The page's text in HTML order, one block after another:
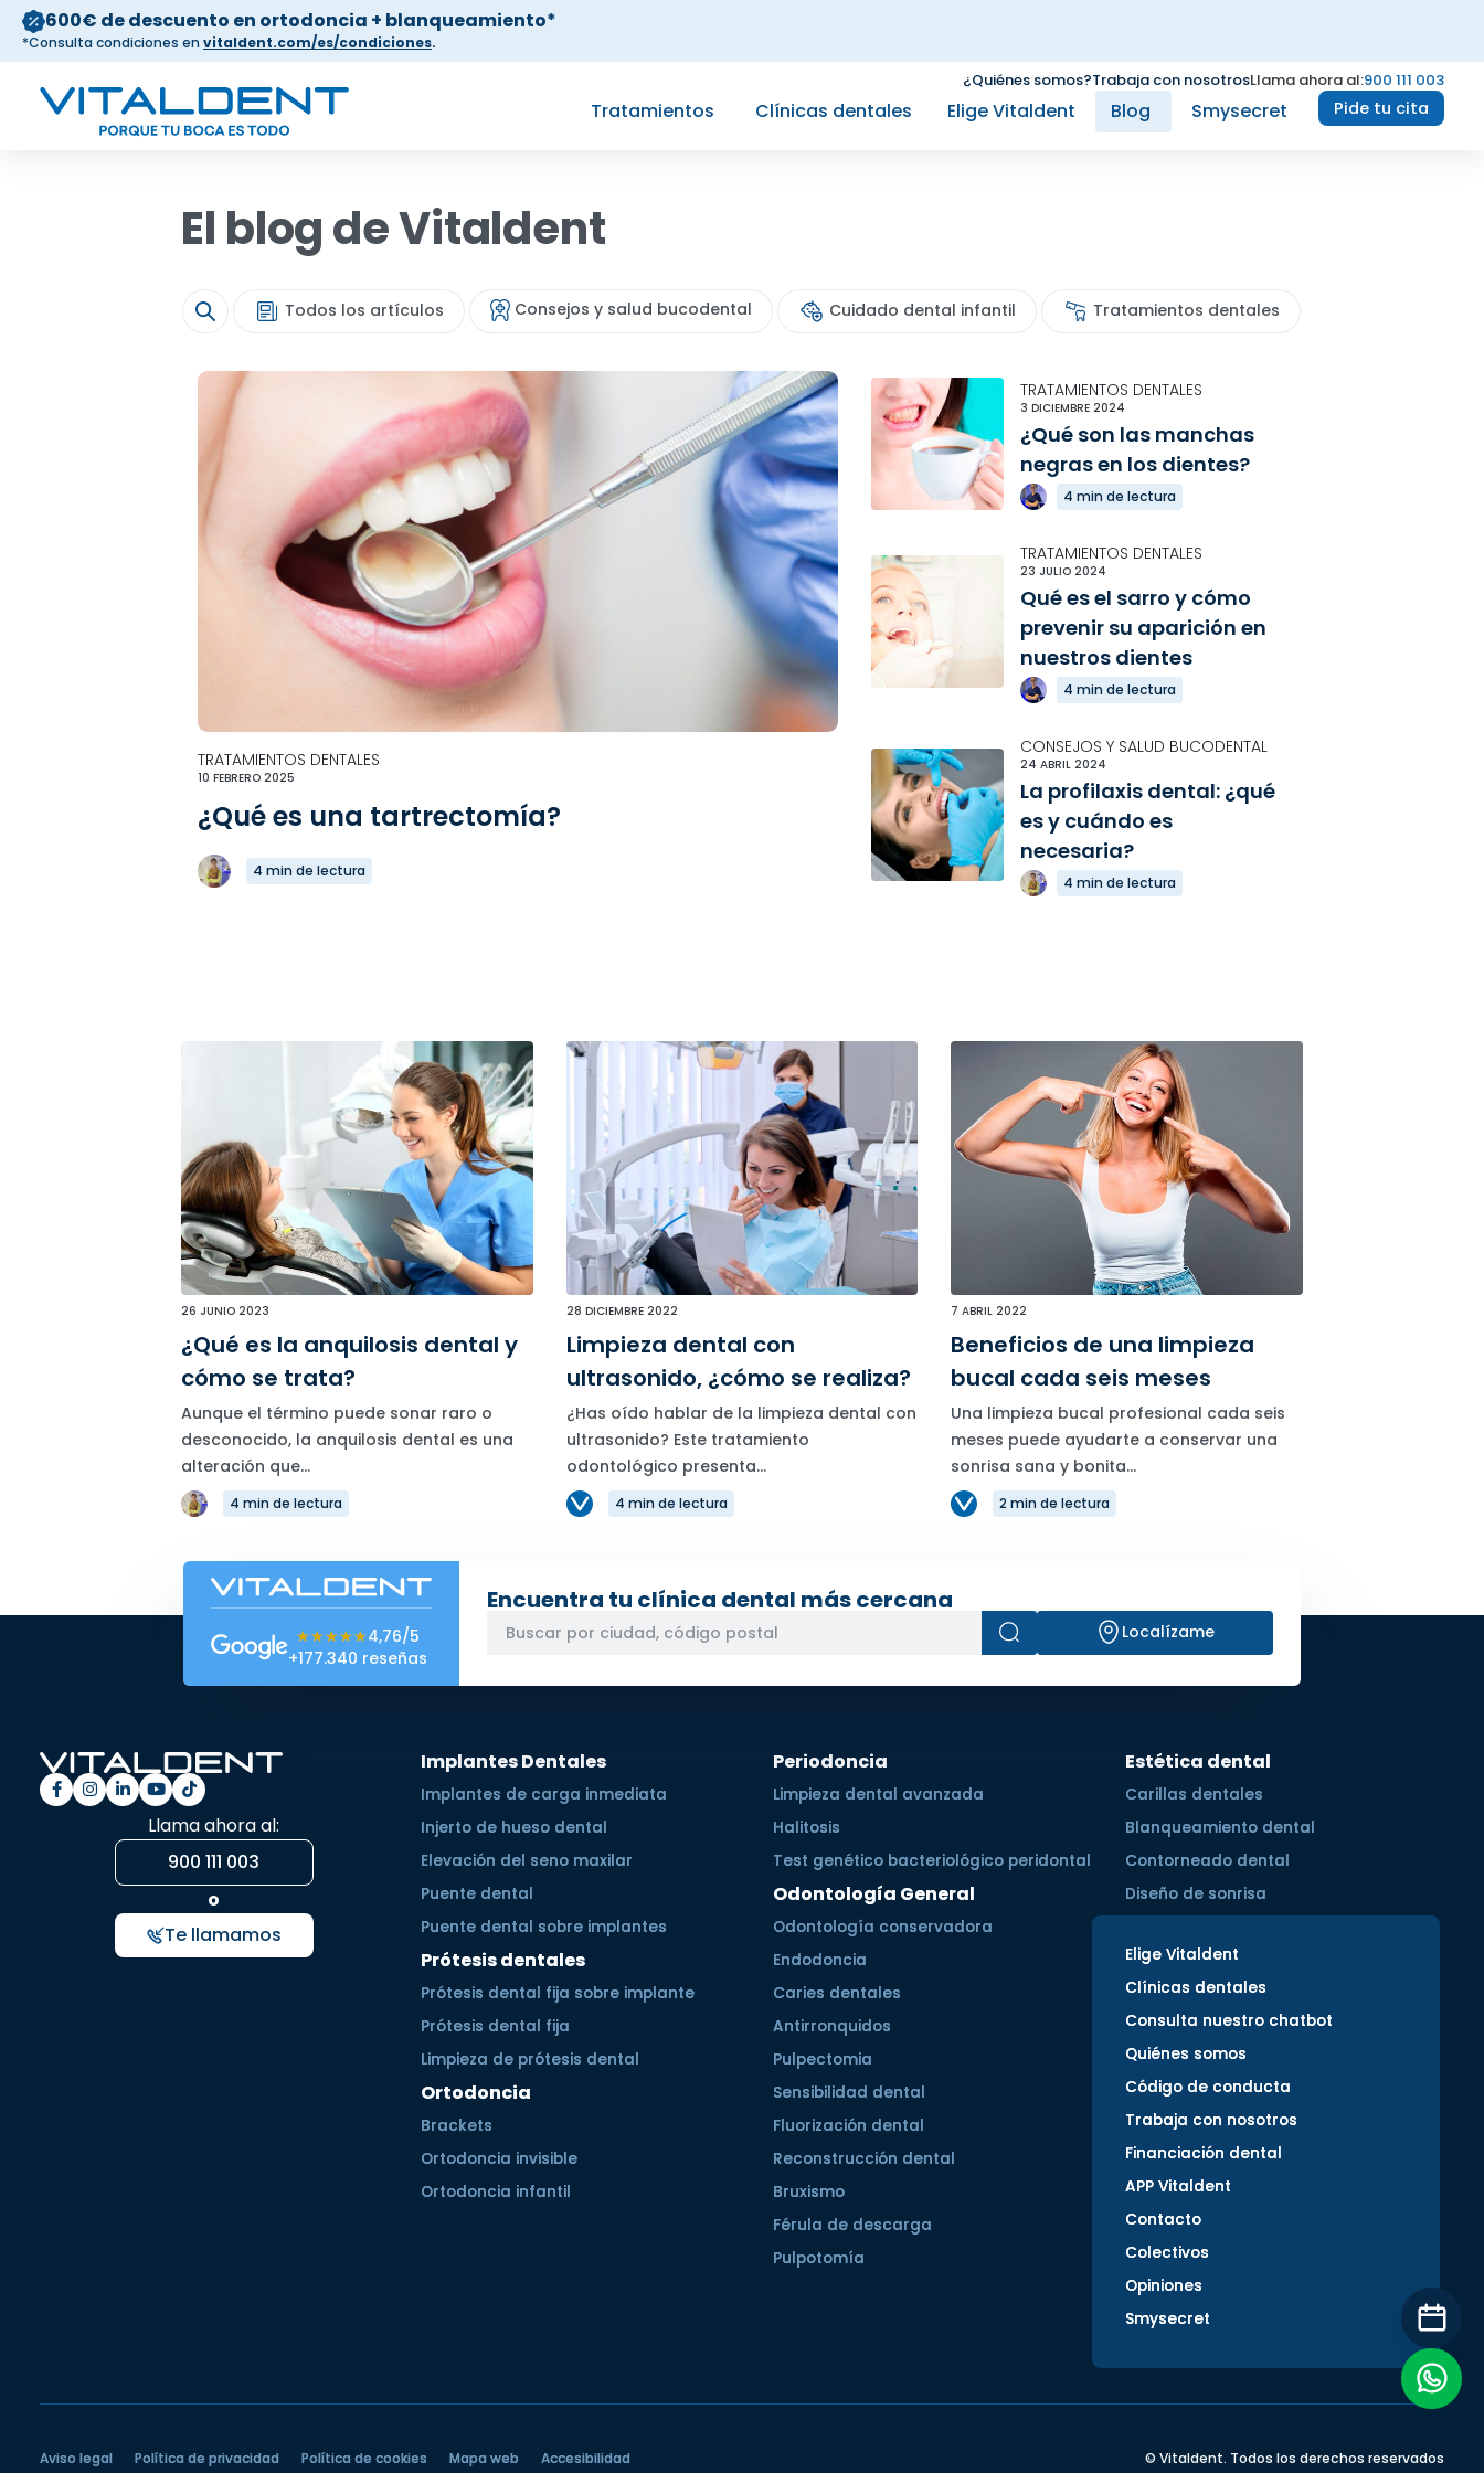
600€ de descuento en ortodoncia + blanqueamiento*
*Consulta condiciones en vitaldent.com/es/condiciones.
¿Quiénes somos?Trabaja con nosotrosLlama ahora al:900 111 003
Tratamientos Clínicas dentales Elige Vitaldent Blog Smysecret Pide tu cita
El blog de Vitaldent
Todos los artículos Consejos y salud bucodental Cuidado dental infantil Tratamientos dentales
TRATAMIENTOS DENTALES
10 FEBRERO 2025
¿Qué es una tartrectomía?
4 min de lectura
TRATAMIENTOS DENTALES
3 DICIEMBRE 2024
¿Qué son las manchas
negras en los dientes?
4 min de lectura
TRATAMIENTOS DENTALES
23 JULIO 2024
Qué es el sarro y cómo
prevenir su aparición en
nuestros dientes
4 min de lectura
CONSEJOS Y SALUD BUCODENTAL
24 ABRIL 2024
La profilaxis dental: ¿qué
es y cuándo es
necesaria?
4 min de lectura
26 JUNIO 2023
¿Qué es la anquilosis dental y
cómo se trata?
Aunque el término puede sonar raro o
desconocido, la anquilosis dental es una
alteración que...
4 min de lectura
28 DICIEMBRE 2022
Limpieza dental con
ultrasonido, ¿cómo se realiza?
¿Has oído hablar de la limpieza dental con
ultrasonido? Este tratamiento
odontológico presenta...
4 min de lectura
7 ABRIL 2022
Beneficios de una limpieza
bucal cada seis meses
Una limpieza bucal profesional cada seis
meses puede ayudarte a conservar una
sonrisa sana y bonita...
2 min de lectura
★★★★★
★★★★★4,76/5
+177.340 reseñas
Encuentra tu clínica dental más cercana
Localízame
Llama ahora al:
900 111 003
o
Te llamamos
Implantes Dentales
Implantes de carga inmediata
Injerto de hueso dental
Elevación del seno maxilar
Puente dental
Puente dental sobre implantes
Prótesis dentales
Prótesis dental fija sobre implante
Prótesis dental fija
Limpieza de prótesis dental
Ortodoncia
Brackets
Ortodoncia invisible
Ortodoncia infantil
Periodoncia
Limpieza dental avanzada
Halitosis
Test genético bacteriológico peridontal
Odontología General
Odontología conservadora
Endodoncia
Caries dentales
Antirronquidos
Pulpectomia
Sensibilidad dental
Fluorización dental
Reconstrucción dental
Bruxismo
Férula de descarga
Pulpotomía
Estética dental
Carillas dentales
Blanqueamiento dental
Contorneado dental
Diseño de sonrisa
Elige Vitaldent
Clínicas dentales
Consulta nuestro chatbot
Quiénes somos
Código de conducta
Trabaja con nosotros
Financiación dental
APP Vitaldent
Contacto
Colectivos
Opiniones
Smysecret
Aviso legal Política de privacidad Política de cookies Mapa web Accesibilidad © Vitaldent. Todos los derechos reservados